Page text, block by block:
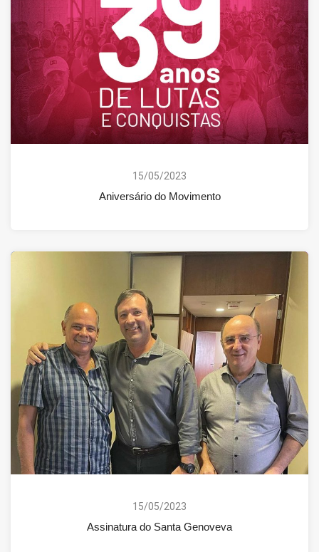
15/05/2023
Aniversário do Movimento
15/05/2023
Assinatura do Santa Genoveva